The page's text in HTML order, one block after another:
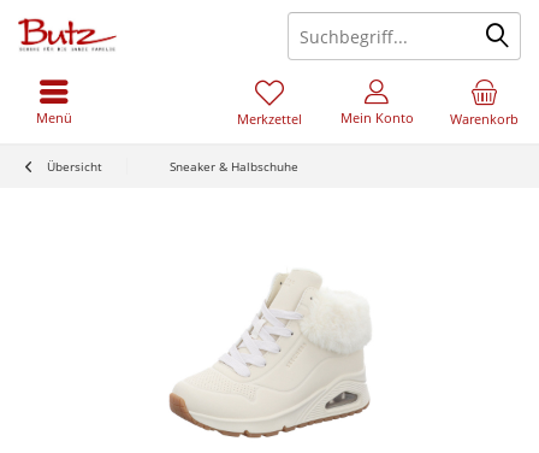
Warenkorb
Merkzettel Mein Konto
Menü
Übersicht Sneaker & Halbschuhe